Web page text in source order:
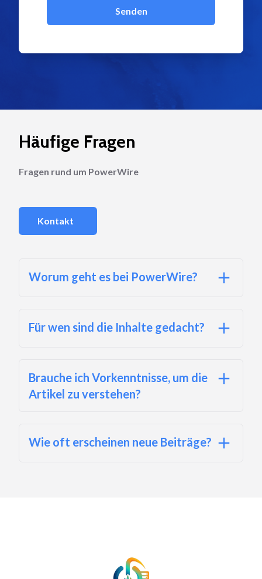
Senden
Häufige Fragen
Fragen rund um PowerWire
Kontakt
Worum geht es bei PowerWire?
Für wen sind die Inhalte gedacht?
Brauche ich Vorkenntnisse, um die
Artikel zu verstehen?
Wie oft erscheinen neue Beiträge?